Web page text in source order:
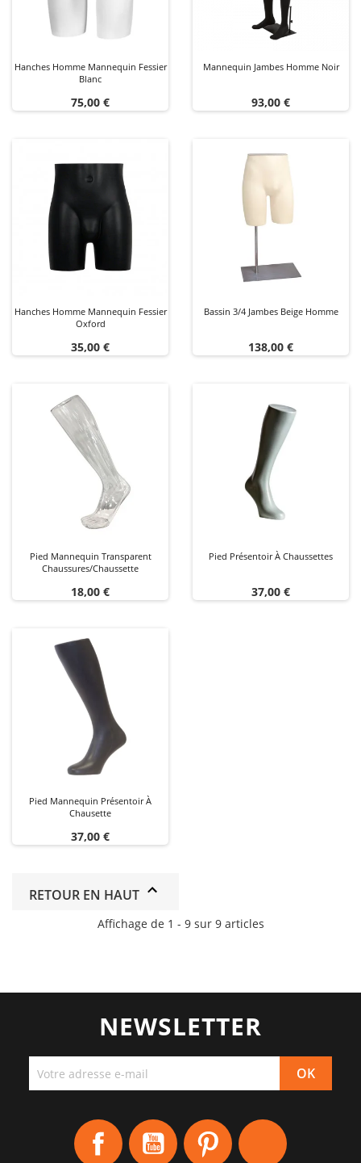
Hanches Homme Mannequin Fessier
Blanc
Prix
75,00 €
Mannequin Jambes Homme Noir
Prix
93,00 €
Hanches Homme Mannequin Fessier
Oxford
Prix
35,00 €
Bassin 3/4 Jambes Beige Homme
Prix
138,00 €
Pied Mannequin Transparent
Chaussures/chaussette
Prix
18,00 €
Pied Présentoir À Chaussettes
Prix
37,00 €
Pied Mannequin Présentoir À
Chausette
Prix
37,00 €
RETOUR EN HAUT
Affichage de 1 - 9 sur 9 articles
NEWSLETTER
Facebook YouTube Pinterest